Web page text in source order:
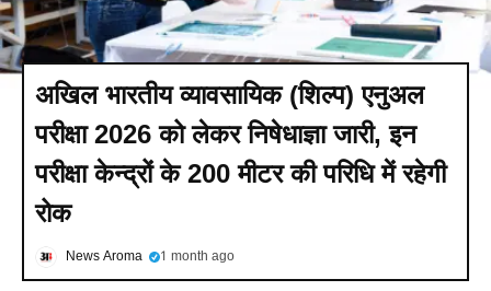
अखिल भारतीय व्यावसायिक (शिल्प) एनुअल
परीक्षा 2026 को लेकर निषेधाज्ञा जारी, इन
परीक्षा केन्द्रों के 200 मीटर की परिधि में रहेगी
रोक
News Aroma 1 month ago